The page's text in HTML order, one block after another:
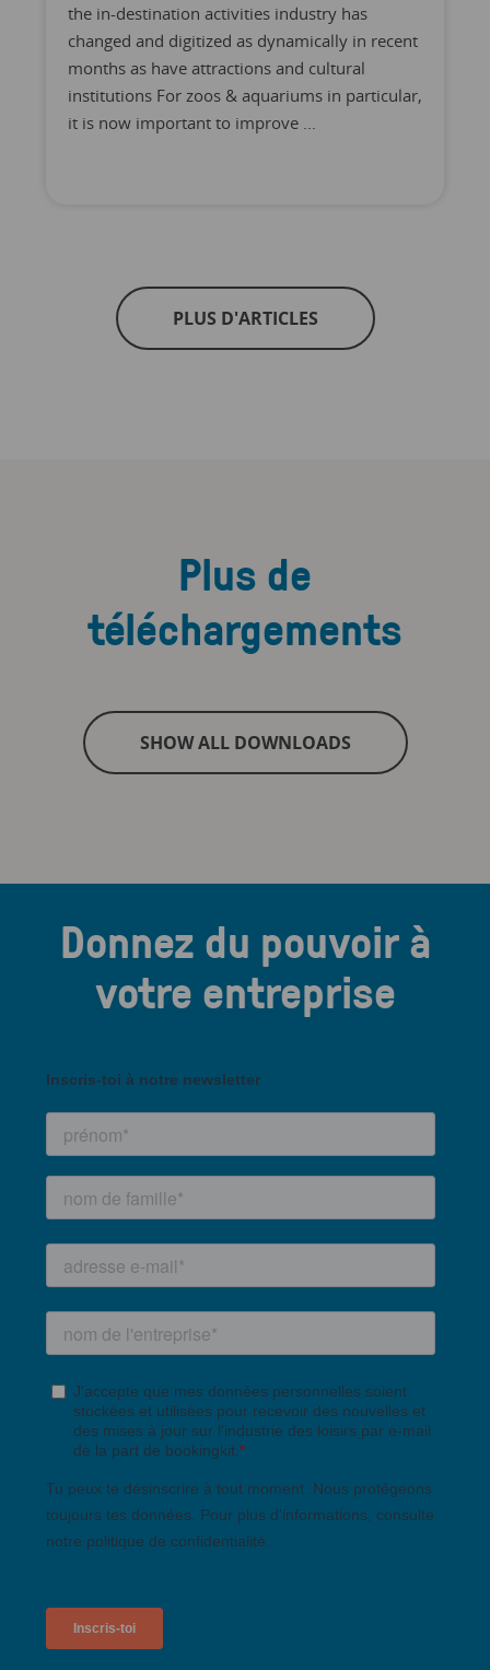
the in-destination activities industry has
changed and digitized as dynamically in recent
months as have attractions and cultural
institutions For zoos & aquariums in particular,
it is now important to improve ...
PLUS D'ARTICLES
Plus de
téléchargements
SHOW ALL DOWNLOADS
Donnez du pouvoir à
votre entreprise